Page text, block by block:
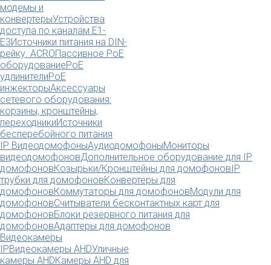
модемы и
конвертерыУстройства
доступа по каналам E1-
E3Источники питания на DIN-
рейку. ACROПассивное PoE
оборудованиеPoE
удлинителиPoE
инжекторыАксессуары
сетевого оборудования:
корзины, кронштейны,
переходникиИсточники
бесперебойного питания
IP ВидеодомофоныАудиодомофоныМониторы
видеодомофоновДополнительное оборудование для IP
домофоновКозырьки/Кронштейны для домофоновIP
трубки для домофоновКонвертеры для
домофоновКоммутаторы для домофоновМодули для
домофоновСчитыватели бесконтактных карт для
домофоновБлоки резервного питания для
домофоновАдаптеры для домофонов
Видеокамеры
IPВидеокамеры AHDУличные
камеры AHDКамеры AHD для